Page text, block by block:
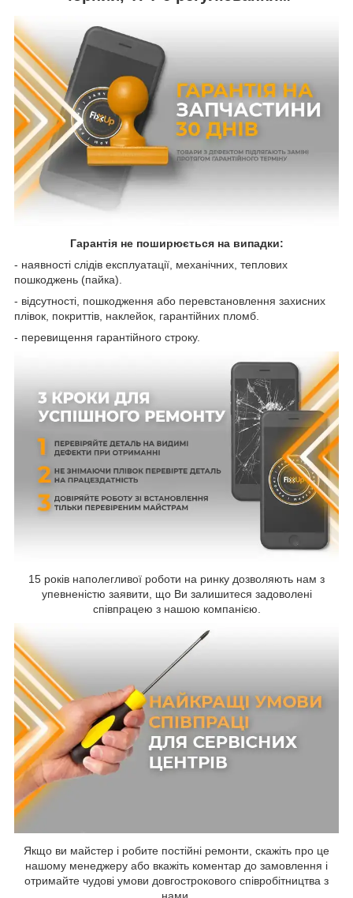
Гарантія не поширюється на випадки:
- наявності слідів експлуатації, механічних, теплових
пошкоджень (пайка).
- відсутності, пошкодження або перевстановлення захисних
плівок, покриттів, наклейок, гарантійних пломб.
- перевищення гарантійного строку.
15 років наполегливої роботи на ринку дозволяють нам з
упевненістю заявити, що Ви залишитеся задоволені
співпрацею з нашою компанією.
Якщо ви майстер і робите постійні ремонти, скажіть про це
нашому менеджеру або вкажіть коментар до замовлення і
отримайте чудові умови довгострокового співробітництва з